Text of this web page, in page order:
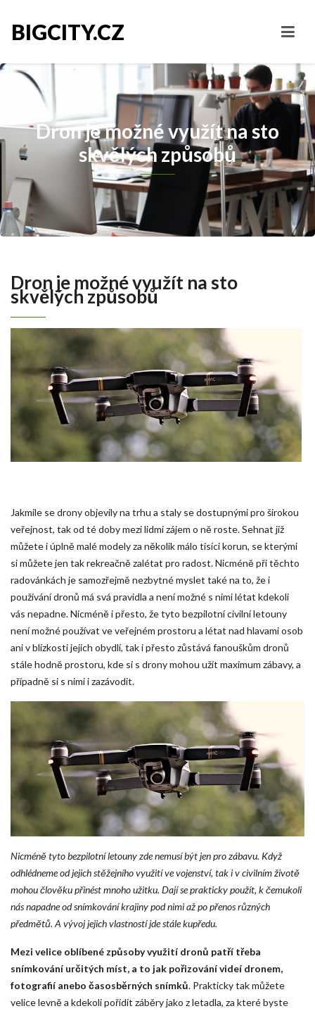
BIGCITY.CZ
Dron je možné využít na sto
skvělých způsobů
Dron je možné využít na sto
skvělých způsobů
Jakmile se drony objevily na trhu a staly se dostupnými pro širokou
veřejnost, tak od té doby mezi lidmi zájem o ně roste. Sehnat již
můžete i úplně malé modely za několik málo tisíci korun, se kterými
si můžete jen tak rekreačně zalétat pro radost. Nicméně při těchto
radovánkách je samozřejmě nezbytné myslet také na to, že i
používání dronů má svá pravidla a není možné s nimi létat kdekoli
vás nepadne. Nicméně i přesto, že tyto bezpilotní civilní letouny
není možné používat ve veřejném prostoru a létat nad hlavami osob
ani v blízkosti jejich obydlí, tak i přesto zůstává fanouškům dronů
stále hodně prostoru, kde si s drony mohou užít maximum zábavy, a
případně si s nimi i zazávodit.
Nicméně tyto bezpilotní letouny zde nemusí být jen pro zábavu. Když
odhlédneme od jejich stěžejního využití ve vojenství, tak i v civilním životě
mohou člověku přinést mnoho užitku. Dají se prakticky použít, k čemukoli
nás napadne od snímkování krajiny pod nimi až po přenos různých
předmětů. A vývoj jejich vlastností jde stále kupředu.
Mezi velice oblíbené způsoby využití dronů patří třeba
snímkování určitých míst, a to jak pořizovánívideí dronem,
fotografií anebo časosběrných snímků. Prakticky tak můžete
velice levně a kdekoli pořídit záběry jako z letadla, za které byste